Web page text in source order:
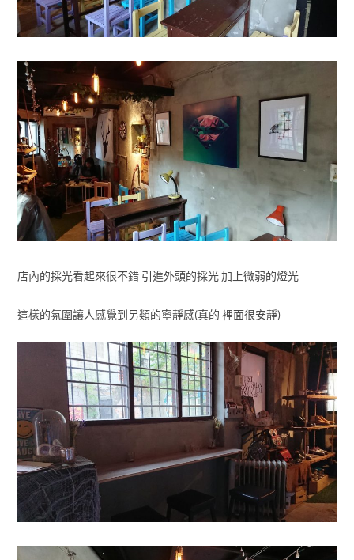
店內的採光看起來很不錯 引進外頭的採光 加上微弱的燈光
這樣的氛圍讓人感覺到另類的寧靜感(真的 裡面很安靜)